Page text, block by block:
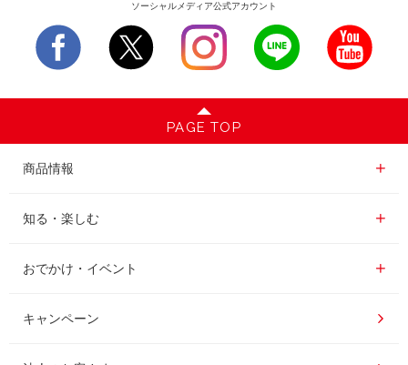
ソーシャルメディア公式アカウント
PAGE TOP
商品情報
商品情報一覧
レギュラーコーヒー
インスタントコーヒー
ドリップポッド
知る・楽しむ
知る・楽しむ一覧
おいしいコーヒーの淹れ方
コーヒー百科
レシピ
おでかけ・イベント
おでかけ・イベント情報一覧
UCCコーヒー博物館
UCCコーヒーアカデミー
キャンペーン